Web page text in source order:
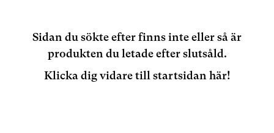
Sidan du sökte efter finns inte eller så är
produkten du letade efter slutsåld.
Klicka dig vidare till startsidan här!